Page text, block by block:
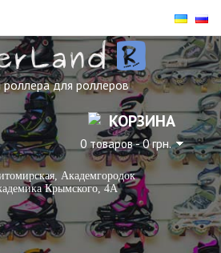
роллера для роллеров
КОРЗИНА
0 товаров - 0 грн.
Академгородок
Крымского, 4А